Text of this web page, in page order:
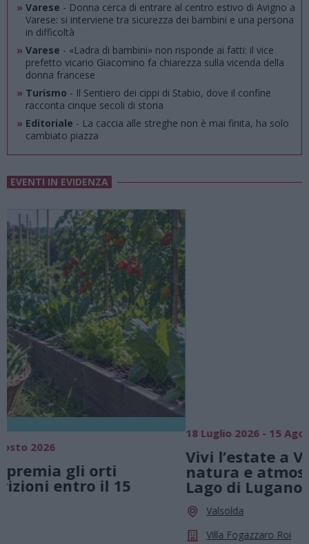
» Varese - Donna cerca di entrare al centro estivo di Avigno a
Varese: si interviene tra sicurezza dei bambini e una persona
in difficoltà
» Varese - «Ladra di bambini» non risponde ai fatti: il vice
prefetto vicario Giacomino fa chiarezza sulla vicenda della
donna francese
» Turismo - Il Sentiero dei cippi di Stabio, dove il confine
racconta cinque secoli di storia
» Editoriale - La caccia alle streghe non è mai finita, ha solo
cambiato piazza
EVENTI IN EVIDENZA
18 Luglio 2026 - 15 Agosto 2026
Vivi l’estate a Villa Fogazzaro Roi. Tra
natura e atmosfere senza tempo sul
Lago di Lugano